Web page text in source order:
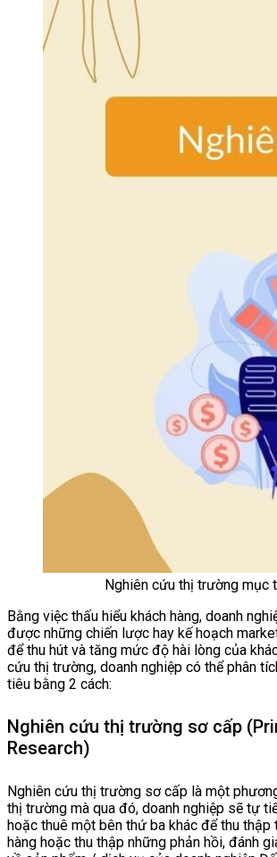
Nghiên cứu thị trường mục
Bằng việc thấu hiểu khách hàng, doanh
được những chiến lược hay kế hoạch
để thu hút và tăng mức độ hài lòng của
cứu thị trường, doanh nghiệp có thể phân
tiêu bằng 2 cách:
Nghiên cứu thị trường sơ cấp
Research)
Nghiên cứu thị trường sơ cấp là một
thị trường mà qua đó, doanh nghiệp sẽ tự
hoặc thuê một bên thứ ba khác để thu thập
hàng hoặc thu thập những phản hồi, đánh